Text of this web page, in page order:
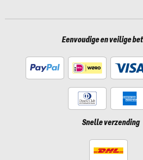
Eenvoudige en veilige
Snelle verzending